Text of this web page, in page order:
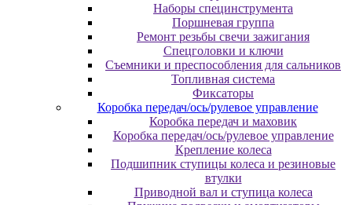
Наборы специнструмента
Поршневая группа
Ремонт резьбы свечи зажигания
Спецголовки и ключи
Съемники и преспособления для сальников
Топливная система
Фиксаторы
Коробка передач/ось/рулевое управление
Коробка передач и маховик
Коробка передач/ось/рулевое управление
Крепление колеса
Подшипник ступицы колеса и резиновые
втулки
Приводной вал и ступица колеса